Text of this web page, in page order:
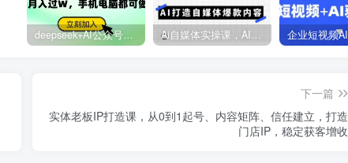
deepseek+AI公众号自动挣钱，轻松月入过W，手机电脑都可做 Ai自媒体实操课，AI打造自媒体爆款内容
下一篇
实体老板IP打造课，从0到1起号、内容矩阵、信任建立，打造
门店IP，稳定获客增收